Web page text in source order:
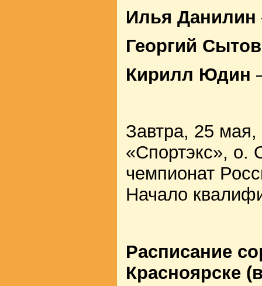
Илья Данилин
Георгий Сытов
Кирилл Юдин
Завтра, 25
«Спортэкс», о.
чемпионат
Начало
Расписание
Красноярске